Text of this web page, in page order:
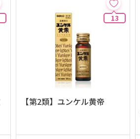
13
【第2類】ユンケル黄帝